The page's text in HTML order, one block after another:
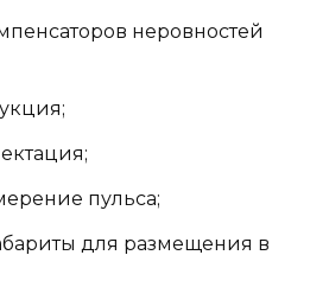
неровностей
пульса;
для размещения в